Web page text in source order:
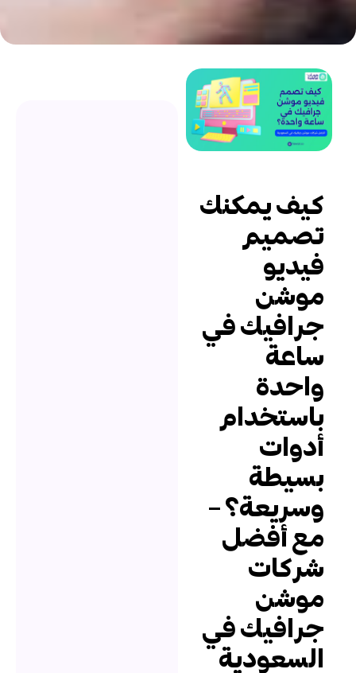
كيف يمكنك
تصميم
فيديو
موشن
جرافيك في
ساعة
واحدة
باستخدام
أدوات
بسيطة
وسريعة؟ –
مع أفضل
شركات
موشن
جرافيك في
السعودية